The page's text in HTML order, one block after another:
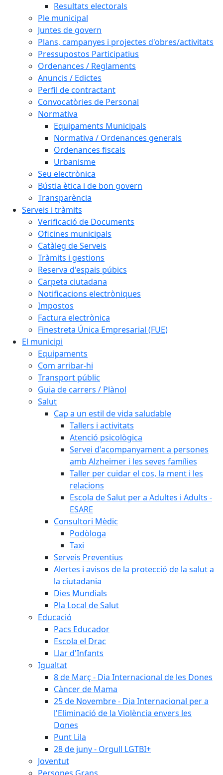
Resultats electorals
Ple municipal
Juntes de govern
Plans, campanyes i projectes d'obres/activitats
Pressupostos Participatius
Ordenances / Reglaments
Anuncis / Edictes
Perfil de contractant
Convocatòries de Personal
Normativa
Equipaments Municipals
Normativa / Ordenances generals
Ordenances fiscals
Urbanisme
Seu electrònica
Bústia ètica i de bon govern
Transparència
Serveis i tràmits
Verificació de Documents
Oficines municipals
Catàleg de Serveis
Tràmits i gestions
Reserva d'espais púbics
Carpeta ciutadana
Notificacions electròniques
Impostos
Factura electrònica
Finestreta Única Empresarial (FUE)
El municipi
Equipaments
Com arribar-hi
Transport públic
Guia de carrers / Plànol
Salut
Cap a un estil de vida saludable
Tallers i activitats
Atenció psicològica
Servei d'acompanyament a persones
amb Alzheimer i les seves famílies
Taller per cuidar el cos, la ment i les
relacions
Escola de Salut per a Adultes i Adults -
ESARE
Consultori Mèdic
Podòloga
Taxi
Serveis Preventius
Alertes i avisos de la protecció de la salut a
la ciutadania
Dies Mundials
Pla Local de Salut
Educació
Pacs Educador
Escola el Drac
Llar d'Infants
Igualtat
8 de Març - Dia Internacional de les Dones
Càncer de Mama
25 de Novembre - Dia Internacional per a
l'Eliminació de la Violència envers les
Dones
Punt Lila
28 de juny - Orgull LGTBI+
Joventut